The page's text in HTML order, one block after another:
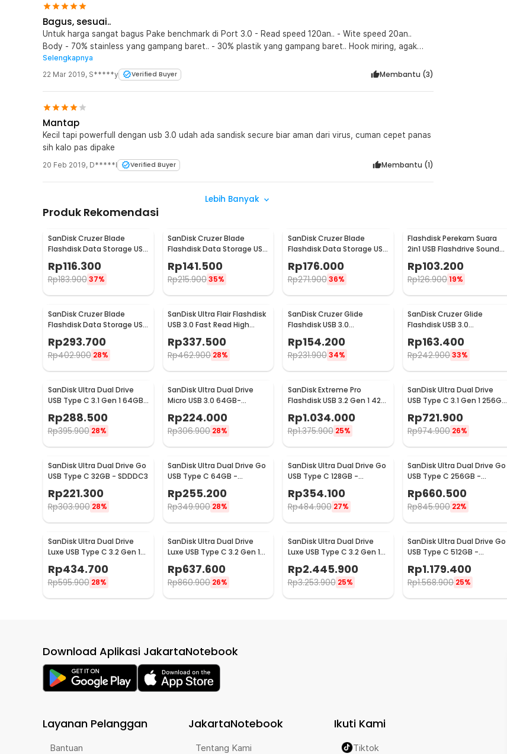
Bagus, sesuai..
Untuk harga sangat bagus Pake benchmark di Port 3.0 - Read speed 120an.. - Wite speed 20an..
Body - 70% stainless yang gampang baret.. - 30% plastik yang gampang baret.. Hook miring, agak
susah jadikan gantungan kunci.. Setelah 30 menit pakai, cabut langsung lempar, ga akan kuat
tangannya nyonyos..
Selengkapnya
22 Mar 2019, S*****y Verified Buyer Membantu (3)
Mantap
Kecil tapi powerfull dengan usb 3.0 udah ada sandisk secure biar aman dari virus, cuman cepet panas
sih kalo pas dipake
20 Feb 2019, D*****l Verified Buyer Membantu (1)
Lebih Banyak
Produk Rekomendasi
SanDisk Cruzer Blade
Flashdisk Data Storage USB
2.0 Portable 16GB - SDCZ50
Rp116.300
Rp183.900 37%
SanDisk Cruzer Blade
Flashdisk Data Storage USB
SDCZ50
Rp141.500
Rp215.90035%
SanDisk Cruzer Blade
Flashdisk Data Storage USB
2.0 Portable 64GB -
SDCZ50
Rp176.000
Rp271.900 36%
Flashdisk Perekam Suara
2in1 USB Flashdrive Sound
Voice Recorder 8GB
Rp103.200
Rp126.90019%
SanDisk Cruzer Blade
Flashdisk Data Storage USB
2.0 Portable 128GB -
SDCZ50
Rp293.700
Rp402.900 28%
SanDisk Ultra Flair Flashdisk
USB 3.0 Fast Read High
Speed Metal Case 128GB -
SDCZ73
Rp337.500
Rp462.900 28%
SanDisk Cruzer Glide
Flashdisk USB 3.0
16GB - SDCZ600
Rp154.200
Rp231.900 34%
SanDisk Cruzer Glide
Flashdisk USB 3.0
Retractable Secure Access
32GB - SDCZ600
Rp163.400
Rp242.90033%
SanDisk Ultra Dual Drive
USB Type C 3.1 Gen 1 64GB
- SDDDC2
Rp288.500
Rp395.900 28%
SanDisk Ultra Dual Drive
Micro USB 3.0 64GB-
Rp224.000
Rp306.900 28%
SanDisk Extreme Pro
Flashdisk USB 3.2 Gen 1 420
MB/s 256GB - SDCZ880
Rp1.034.000
Rp1.375.900 25%
SanDisk Ultra Dual Drive
USB Type C 3.1 Gen 1 256GB
Rp721.900
Rp974.900 26%
SanDisk Ultra Dual Drive Go
USB Type C 32GB - SDDDC3
Rp221.300
Rp303.900 28%
SanDisk Ultra Dual Drive Go
USB Type C 64GB -
Rp255.200
Rp349.900 28%
SanDisk Ultra Dual Drive Go
USB Type C 128GB -
SDDDC3
Rp354.100
Rp484.900 27%
SanDisk Ultra Dual Drive Go
USB Type C 256GB -
SDDDC3
Rp660.500
Rp845.900 22%
SanDisk Ultra Dual Drive
Luxe USB Type C 3.2 Gen 1
128GB - SDDDC4
Rp434.700
Rp595.900 28%
SanDisk Ultra Dual Drive
Luxe USB Type C 3.2 Gen 1
256GB - SDDDC4
Rp637.600
Rp860.900 26%
SanDisk Ultra Dual Drive
Luxe USB Type C 3.2 Gen 1
Rp2.445.900
Rp3.253.900 25%
SanDisk Ultra Dual Drive Go
USB Type C 512GB -
Rp1.179.400
Rp1.568.900 25%
Download Aplikasi JakartaNotebook
Layanan Pelanggan
Bantuan
JakartaNotebook
Tentang Kami
Ikuti Kami
Tiktok